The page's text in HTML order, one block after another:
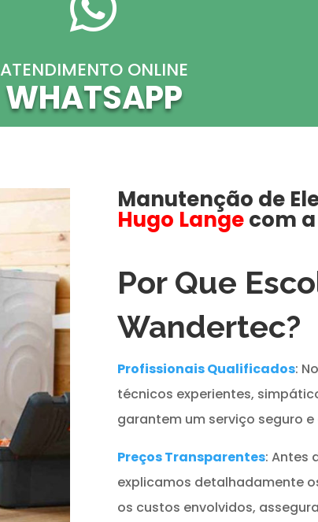
ATENDIMENTO ONLINE
WHATSAPP
Manutenção de
Hugo Langecom
Por Que
Wandertec?
Profissionais Qualificados:
técnicos experientes,
garantem um serviço seguro
Preços Transparentes: Antes
explicamos detalhadamente
os custos envolvidos,